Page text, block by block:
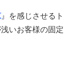
』を感じさせるト
いお客様の固定